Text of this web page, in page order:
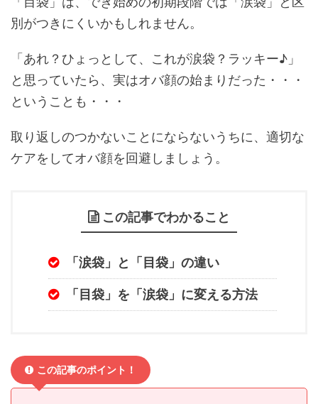
別がつきにくいかもしれません。
「あれ？ひょっとして、これが涙袋？ラッキー♪」
と思っていたら、実はオバ顔の始まりだった・・・
ということも・・・
取り返しのつかないことにならないうちに、適切な
ケアをしてオバ顔を回避しましょう。
この記事でわかること
「涙袋」と「目袋」の違い
「目袋」を「涙袋」に変える方法
この記事のポイント！